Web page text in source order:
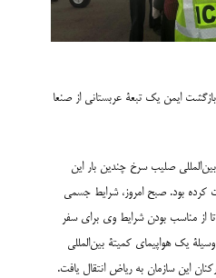
ایمن یک تبعۀ عربستانی از صنعا
صلیب سرخ چندین بار این
کرده بود. صبح امروز، شرایط جسمی
از مناسب بودن شرایط وی برای سفر
یک هواپیمای کمیتۀ بین‌المللی
این سازمان به ریاض انتقال یافت.